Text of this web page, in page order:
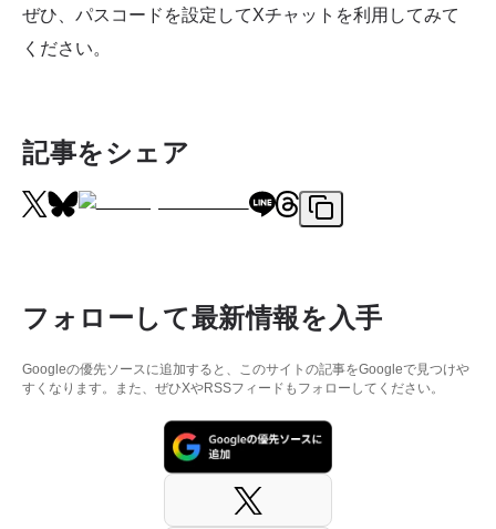
ぜひ、パスコードを設定してXチャットを利用してみて
ください。
記事をシェア
フォローして最新情報を入手
Googleの優先ソースに追加すると、このサイトの記事をGoogleで見つけや
すくなります。また、ぜひXやRSSフィードもフォローしてください。